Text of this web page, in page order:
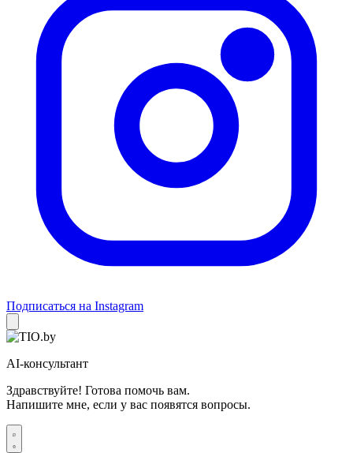
Подписаться на Instagram
AI-консультант
Здравствуйте! Готова помочь вам.
Напишите мне, если у вас появятся вопросы.